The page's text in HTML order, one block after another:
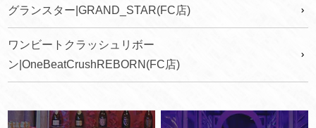
グランスター|GRAND_STAR(FC店)
ワンビートクラッシュリボー
ン|OneBeatCrushREBORN(FC店)